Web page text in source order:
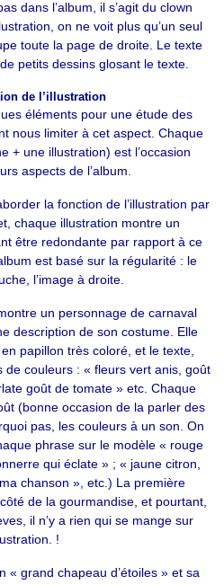
dans l’album, il s’agit du clown
on ne voit plus qu’un seul
toute la page de droite. Le texte
petits dessins glosant le texte.
de l’illustration
éléments pour une étude des
nous limiter à cet aspect. Chaque
+ une illustration) est l’occasion
aspects de l’album.
la fonction de l’illustration par
chaque illustration montre un
être redondante par rapport à ce
est basé sur la régularité : le
l’image à droite.
un personnage de carnaval
description de son costume. Elle
papillon très coloré, et le texte,
de couleurs : « fleurs vert anis, goût
goût de tomate » etc. Chaque
(bonne occasion de la parler des
pas, les couleurs à un son. On
phrase sur le modèle « rouge
qui éclate » ; « jaune citron,
chanson », etc.) La première
de la gourmandise, et pourtant,
il n’y a rien qui se mange sur
!
« grand chapeau d’étoiles » et sa